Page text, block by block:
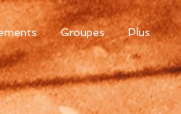
Groupes Plus